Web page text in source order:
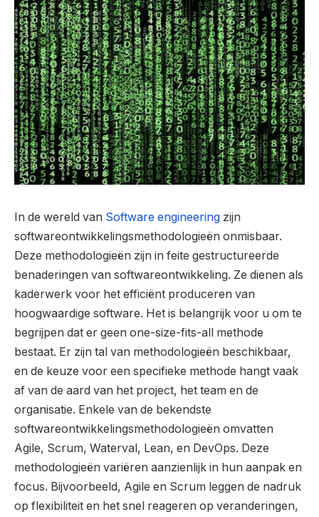
In de wereld van Software engineering zijn
softwareontwikkelingsmethodologieën onmisbaar.
Deze methodologieën zijn in feite gestructureerde
benaderingen van softwareontwikkeling. Ze dienen als
kaderwerk voor het efficiënt produceren van
hoogwaardige software. Het is belangrijk voor u om te
begrijpen dat er geen one-size-fits-all methode
bestaat. Er zijn tal van methodologieën beschikbaar,
en de keuze voor een specifieke methode hangt vaak
af van de aard van het project, het team en de
organisatie. Enkele van de bekendste
softwareontwikkelingsmethodologieën omvatten
Agile, Scrum, Waterval, Lean, en DevOps. Deze
methodologieën variëren aanzienlijk in hun aanpak en
focus. Bijvoorbeeld, Agile en Scrum leggen de nadruk
op flexibiliteit en het snel reageren op veranderingen,